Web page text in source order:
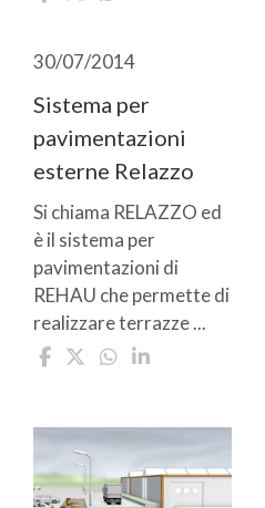
30/07/2014
Sistema per
pavimentazioni
esterne Relazzo
Si chiama RELAZZO ed
è il sistema per
pavimentazioni di
REHAU che permette di
realizzare terrazze ...